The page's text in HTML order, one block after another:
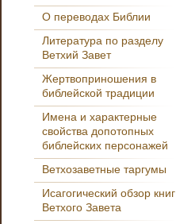
О переводах Библии
Литература по разделу
Ветхий Завет
Жертвоприношения в
библейской традиции
Имена и характерные
свойства допотопных
библейских персонажей
Ветхозаветные таргумы
Исагогический обзор книг
Ветхого Завета